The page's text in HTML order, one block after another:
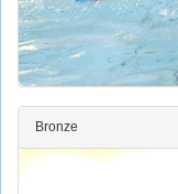
Bronze